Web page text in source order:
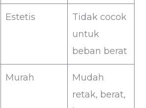
Estetis
Tidak cocok
untuk
beban berat
Murah
Mudah
retak, berat,